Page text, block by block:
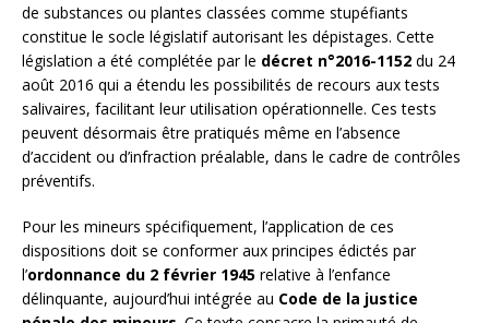
de substances ou plantes classées comme stupéfiants
constitue le socle législatif autorisant les dépistages. Cette
législation a été complétée par le décret n°2016-1152 du 24
août 2016 qui a étendu les possibilités de recours aux tests
salivaires, facilitant leur utilisation opérationnelle. Ces tests
peuvent désormais être pratiqués même en l’absence
d’accident ou d’infraction préalable, dans le cadre de contrôles
préventifs.
Pour les mineurs spécifiquement, l’application de ces
dispositions doit se conformer aux principes édictés par
l’ordonnance du 2 février 1945 relative à l’enfance
délinquante, aujourd’hui intégrée au Code de la justice